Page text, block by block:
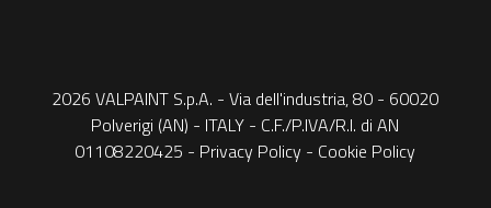
2026 VALPAINT S.p.A. - Via dell'industria, 80 - 60020
Polverigi (AN) - ITALY - C.F./P.IVA/R.I. di AN
01108220425 - Privacy Policy - Cookie Policy